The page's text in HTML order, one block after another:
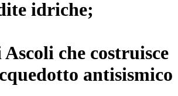
idriche;
che costruisce
antisismico